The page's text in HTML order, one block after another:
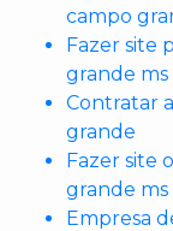
campo
Fazer site
grande ms
Contratar
grande
Fazer site
grande ms
Empresa